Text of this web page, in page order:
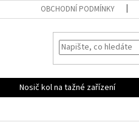
OBCHODNÍ PODMÍNKY
Nosič kol na tažné zařízení